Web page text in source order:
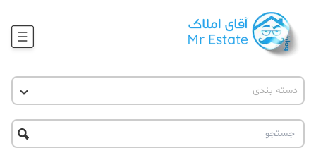
آموزش املاک
حقوقی
دسته بندی
آقای مشاور املاک
آکادمی آقای املاک
آموزش املاک